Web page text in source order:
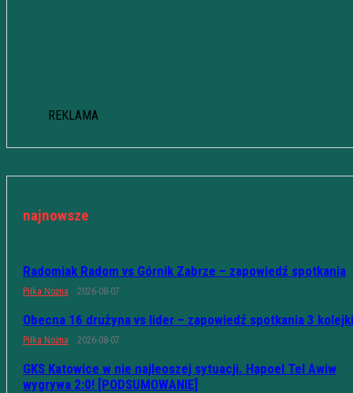
REKLAMA
najnowsze
Radomiak Radom vs Górnik Zabrze – zapowiedź spotkania
Piłka Nożna 2026-08-07
Obecna 16 drużyna vs lider – zapowiedź spotkania 3 kolejki
Piłka Nożna 2026-08-07
GKS Katowice w nie najleoszej sytuacji. Hapoel Tel Awiw
wygrywa 2:0! [PODSUMOWANIE]